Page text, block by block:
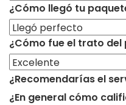
¿Cómo llegó tu
¿Cómo fue el trato
¿Recomendarías el
¿En general cómo